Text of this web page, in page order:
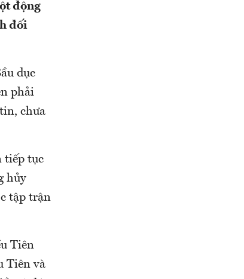
động
đối
dục
phải
chưa
tiếp tục
hủy
tập trận
Tiên
Tiên và